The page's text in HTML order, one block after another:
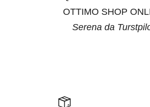
OTTIMO SHOP
Serena da